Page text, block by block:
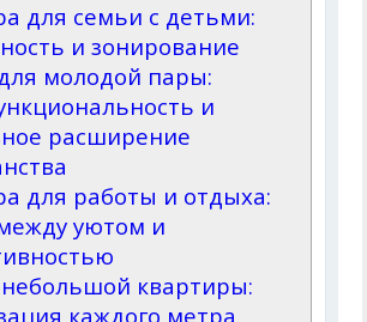
для семьи с детьми:
и зонирование
молодой пары:
и
расширение
для работы и отдыха:
уютом и
квартиры:
каждого метра